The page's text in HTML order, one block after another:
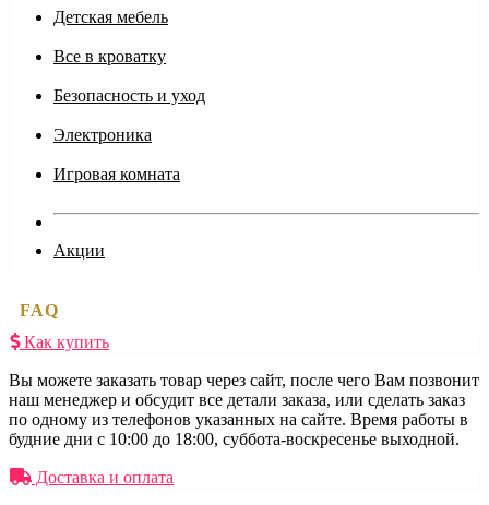
Детская мебель
Все в кроватку
Безопасность и уход
Электроника
Игровая комната
Акции
FAQ
Как купить
Вы можете заказать товар через сайт, после чего Вам позвонит
наш менеджер и обсудит все детали заказа, или сделать заказ
по одному из телефонов указанных на сайте. Время работы в
будние дни с 10:00 до 18:00, суббота-воскресенье выходной.
Доставка и оплата